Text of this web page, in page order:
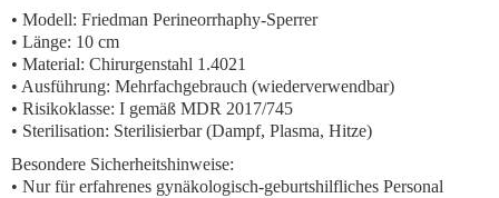
• Modell: Friedman Perineorrhaphy-Sperrer
• Länge: 10 cm
• Material: Chirurgenstahl 1.4021
• Ausführung: Mehrfachgebrauch (wiederverwendbar)
• Risikoklasse: I gemäß MDR 2017/745
• Sterilisation: Sterilisierbar (Dampf, Plasma, Hitze)
Besondere Sicherheitshinweise:
• Nur für erfahrenes gynäkologisch-geburtshilfliches Personal